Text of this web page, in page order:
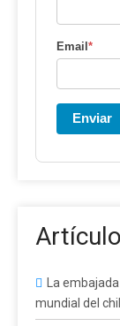
Email*
Enviar
La
mundial del